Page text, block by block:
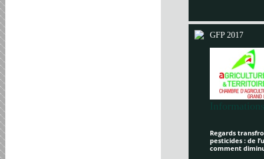
GFP 2017
Regards
pesticides : de
comment